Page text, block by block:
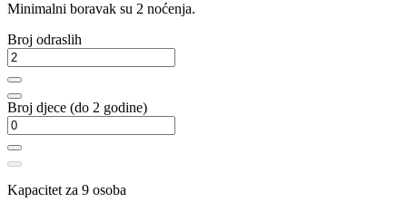
Minimalni boravak su 2 noćenja.
Broj odraslih
Broj djece (do 2 godine)
Kapacitet za 9 osoba